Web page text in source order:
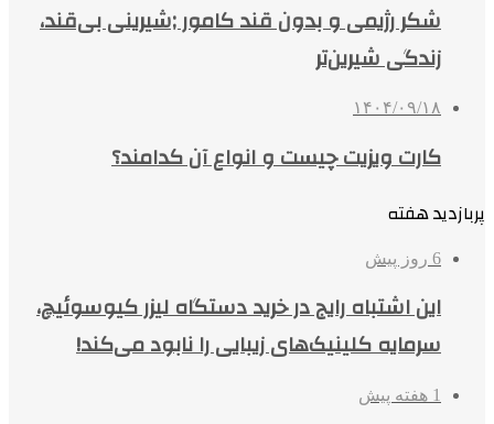
شکر رژیمی و بدون قند کامور ;شیرینی بی‌قند،
زندگی شیرین‌تر
۱۴۰۴/۰۹/۱۸
کارت ویزیت چیست و انواع آن کدامند؟
پربازدید هفته
6 روز پیش
این اشتباه رایج در خرید دستگاه لیزر کیوسوئیچ،
سرمایه کلینیک‌های زیبایی را نابود می‌کند!
1 هفته پیش